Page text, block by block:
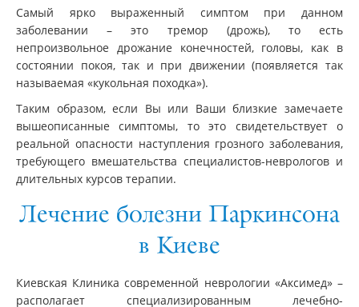
Самый ярко выраженный симптом при данном
заболевании – это тремор (дрожь), то есть
непроизвольное дрожание конечностей, головы, как в
состоянии покоя, так и при движении (появляется так
называемая «кукольная походка»).
Таким образом, если Вы или Ваши близкие замечаете
вышеописанные симптомы, то это свидетельствует о
реальной опасности наступления грозного заболевания,
требующего вмешательства специалистов-неврологов и
длительных курсов терапии.
Лечение болезни Паркинсона
в Киеве
Киевская Клиника современной неврологии «Аксимед» –
располагает специализированным лечебно-